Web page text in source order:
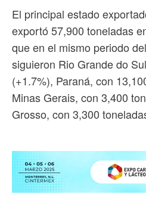
El principal estado
exportó 57,900 toneladas
que en el mismo periodo
siguieron Rio Grande do
(+1.7%), Paraná, con
Minas Gerais, con 3,400
Grosso, con 3,300